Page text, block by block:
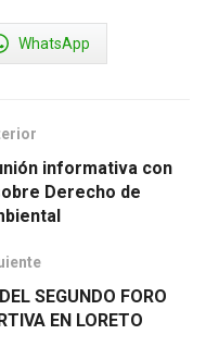
WhatsApp
informativa con
Derecho de
SEGUNDO FORO
EN LORETO